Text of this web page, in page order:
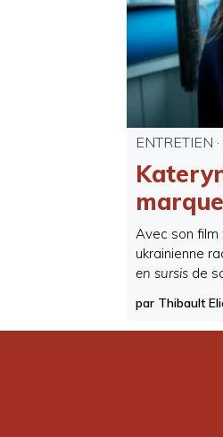
ENTRETIEN ·
Avec son film
ukrainienne
en sursis de
par Thibault